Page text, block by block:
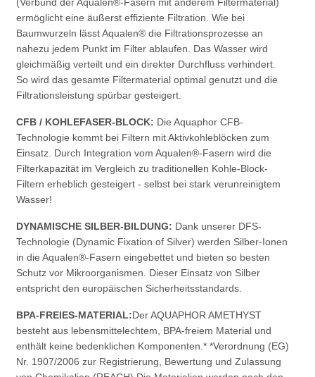
(Verbund der Aqualen®-Fasern mit anderem Filtermaterial)
ermöglicht eine äußerst effiziente Filtration. Wie bei
Baumwurzeln lässt Aqualen® die Filtrationsprozesse an
nahezu jedem Punkt im Filter ablaufen. Das Wasser wird
gleichmäßig verteilt und ein direkter Durchfluss verhindert.
So wird das gesamte Filtermaterial optimal genutzt und die
Filtrationsleistung spürbar gesteigert.
CFB / KOHLEFASER-BLOCK: Die Aquaphor CFB-
Technologie kommt bei Filtern mit Aktivkohleblöcken zum
Einsatz. Durch Integration vom Aqualen®-Fasern wird die
Filterkapazität im Vergleich zu traditionellen Kohle-Block-
Filtern erheblich gesteigert - selbst bei stark verunreinigtem
Wasser!
DYNAMISCHE SILBER-BILDUNG: Dank unserer DFS-
Technologie (Dynamic Fixation of Silver) werden Silber-Ionen
in die Aqualen®-Fasern eingebettet und bieten so besten
Schutz vor Mikroorganismen. Dieser Einsatz von Silber
entspricht den europäischen Sicherheitsstandards.
BPA-FREIES-MATERIAL:Der AQUAPHOR AMETHYST
besteht aus lebensmittelechtem, BPA-freiem Material und
enthält keine bedenklichen Komponenten.* *Verordnung (EG)
Nr. 1907/2006 zur Registrierung, Bewertung und Zulassung